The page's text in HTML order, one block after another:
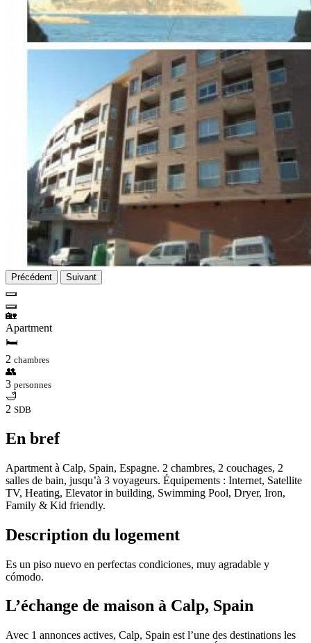
Précédent Suivant
🏡
Apartment
🛏
2 chambres
👥
3 personnes
🛁
2 SDB
En bref
Apartment à Calp, Spain, Espagne. 2 chambres, 2 couchages, 2
salles de bain, jusqu’à 3 voyageurs. Équipements : Internet, Satellite
TV, Heating, Elevator in building, Swimming Pool, Dryer, Iron,
Family & Kid friendly.
Description du logement
Es un piso nuevo en perfectas condiciones, muy agradable y
cómodo.
L’échange de maison à Calp, Spain
Avec 1 annonces actives, Calp, Spain est l’une des destinations les